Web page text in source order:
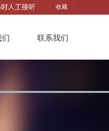
收藏
们 联系我们